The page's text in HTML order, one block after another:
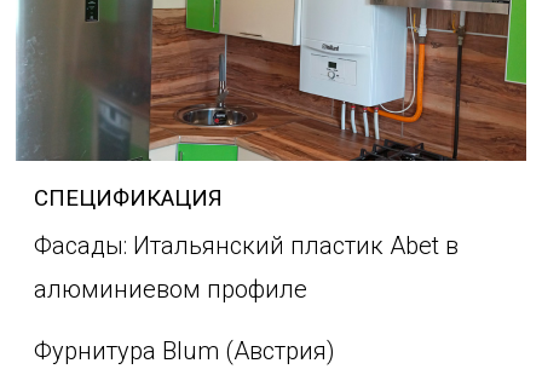
СПЕЦИФИКАЦИЯ
Фасады: Итальянский пластик Abet в
алюминиевом профиле
Фурнитура Blum (Австрия)